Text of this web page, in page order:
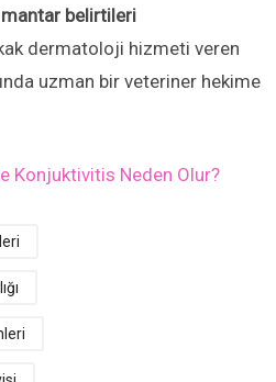
belirtileri
dermatoloji hizmeti veren
uzman bir veteriner hekime
Konjuktivitis Neden Olur?